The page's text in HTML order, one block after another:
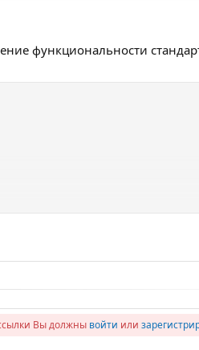
функциональности
Вы должны войти или